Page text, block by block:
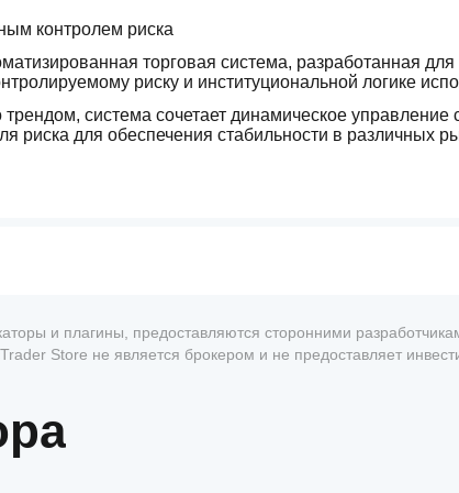
контролем риска
торговая система, разработанная для
риску и институциональной логике
система сочетает динамическое управление
риска для обеспечения стабильности в различных
во время подтверждённых фаз направленного
и плагины, предоставляются сторонними
Store не является брокером и не предоставляет
будущей доходности.